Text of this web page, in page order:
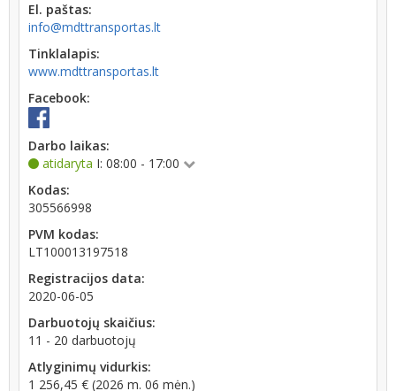
El. paštas:
info@mdttransportas.lt
Tinklalapis:
www.mdttransportas.lt
Facebook:
Darbo laikas:
atidaryta I: 08:00 - 17:00
Kodas:
305566998
PVM kodas:
LT100013197518
Registracijos data:
2020-06-05
Darbuotojų skaičius:
11 - 20 darbuotojų
Atlyginimų vidurkis:
1 256,45 € (2026 m. 06 mėn.)